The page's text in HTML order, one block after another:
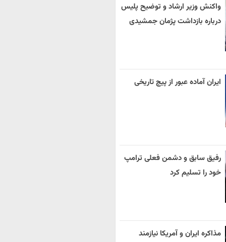
واکنش وزیر ارشاد و توضیح پلیس
درباره بازداشت پژمان جمشیدی
ایران آماده عبور از پیچ تاریخی
رفیق سابق و دشمن فعلی ترامپ
خود را تسلیم کرد
مذاکره ایران و آمریکا نیازمند